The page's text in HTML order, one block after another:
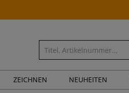
ZEICHNEN NEUHEITEN